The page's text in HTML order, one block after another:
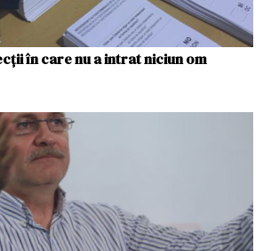
în care nu a intrat niciun om